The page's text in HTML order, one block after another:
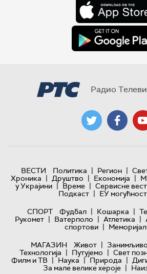
Радио
ВЕСТИ Политика | Регион |
Хроника | Друштво | Економија |
у Украјини | Време | Сервисне
Подкаст | ЕУ
СПОРТ
Фудбал | Кошарка |
Рукомет | Ватерполо | Атлетика |
спортови |
МАГАЗИН
Живот |
Технологијa | Путујемо | Свет
Филм и ТВ | Наука | Природа |
За мале велике хероје |